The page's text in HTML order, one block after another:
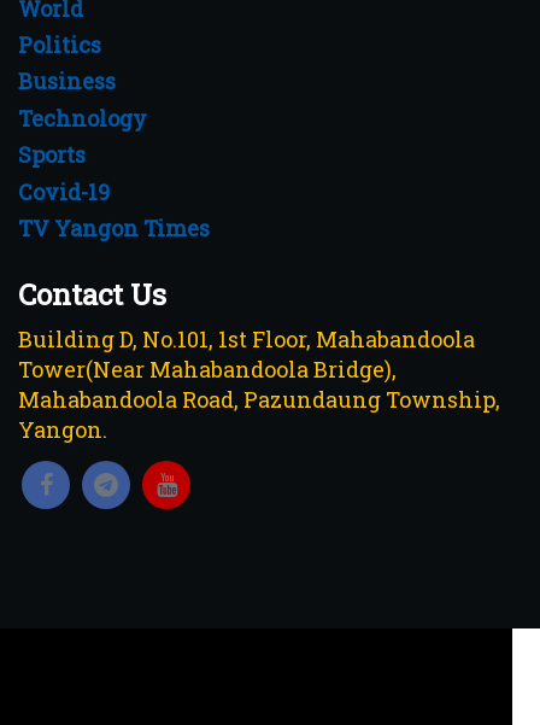
World
Politics
Business
Technology
Sports
Covid-19
TV Yangon Times
Contact Us
Building D, No.101, 1st Floor, Mahabandoola
Tower(Near Mahabandoola Bridge),
Mahabandoola Road, Pazundaung Township,
Yangon.